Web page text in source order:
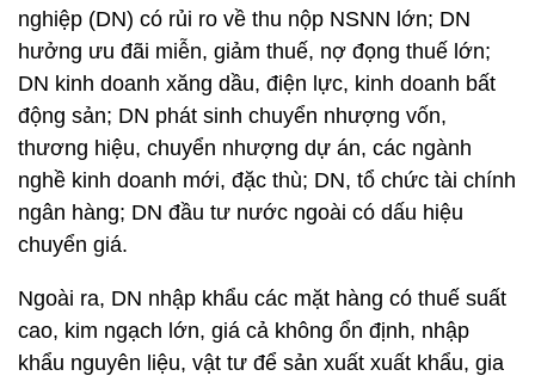
nghiệp (DN) có rủi ro về thu nộp NSNN lớn; DN
hưởng ưu đãi miễn, giảm thuế, nợ đọng thuế lớn;
DN kinh doanh xăng dầu, điện lực, kinh doanh bất
động sản; DN phát sinh chuyển nhượng vốn,
thương hiệu, chuyển nhượng dự án, các ngành
nghề kinh doanh mới, đặc thù; DN, tổ chức tài chính
ngân hàng; DN đầu tư nước ngoài có dấu hiệu
chuyển giá.
Ngoài ra, DN nhập khẩu các mặt hàng có thuế suất
cao, kim ngạch lớn, giá cả không ổn định, nhập
khẩu nguyên liệu, vật tư để sản xuất xuất khẩu, gia